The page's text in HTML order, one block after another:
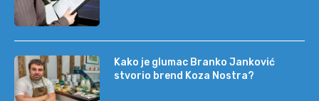
Kako je glumac Branko Janković
stvorio brend Koza Nostra?